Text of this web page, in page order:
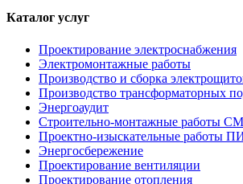
Каталог услуг
Проектирование электроснабжения
Электромонтажные работы
Производство и сборка
Производство трансформаторных
Энергоаудит
Строительно-монтажные работы
Проектно-изыскательные работы
Энергосбережение
Проектирование вентиляции
Проектирование отопления